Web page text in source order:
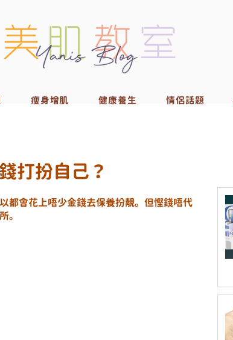
瘦身增肌 健康養生 情侶話題
打扮自己？
都會花上唔少金錢去保養扮靚。但慳錢唔代
。